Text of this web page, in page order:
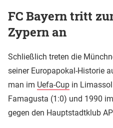
FC Bayern tritt
Zypern an
Schließlich treten die
seiner Europapokal-Historie
man im Uefa-Cup in
Famagusta (1:0) und 1990
gegen den Hauptstadtklub